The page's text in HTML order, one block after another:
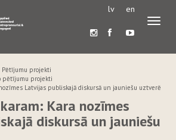
lv en
Pētījumu projekti
pētījumu projekti
Latvijas publiskajā diskursā un jauniešu uztverē
Kara nozīmes
diskursā un jauniešu